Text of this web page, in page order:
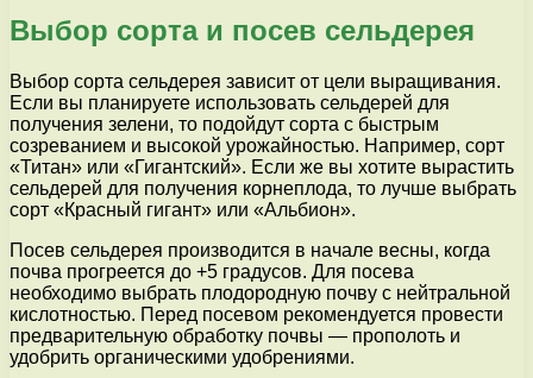
Выбор сорта и посев сельдерея
Выбор сорта сельдерея зависит от цели выращивания.
Если вы планируете использовать сельдерей для
получения зелени, то подойдут сорта с быстрым
созреванием и высокой урожайностью. Например, сорт
«Титан» или «Гигантский». Если же вы хотите вырастить
сельдерей для получения корнеплода, то лучше выбрать
сорт «Красный гигант» или «Альбион».
Посев сельдерея производится в начале весны, когда
почва прогреется до +5 градусов. Для посева
необходимо выбрать плодородную почву с нейтральной
кислотностью. Перед посевом рекомендуется провести
предварительную обработку почвы — прополоть и
удобрить органическими удобрениями.